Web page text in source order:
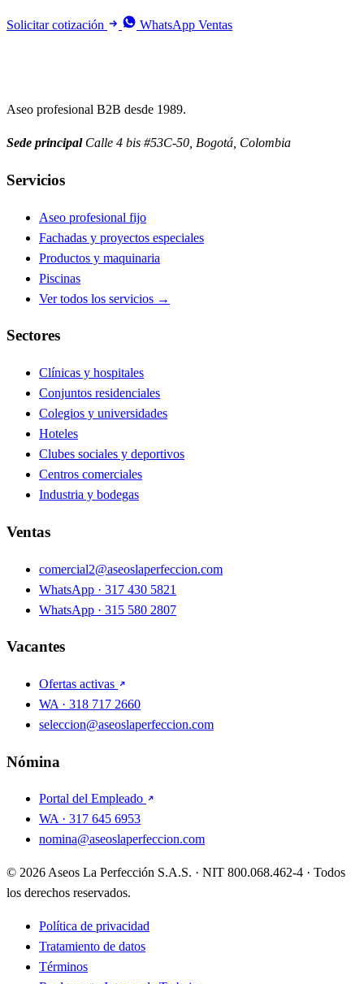
Solicitar cotización WhatsApp Ventas
Aseo profesional B2B desde 1989.
Sede principalCalle 4 bis #53C-50, Bogotá, Colombia
Servicios
Aseo profesional fijo
Fachadas y proyectos especiales
Productos y maquinaria
Piscinas
Ver todos los servicios →
Sectores
Clínicas y hospitales
Conjuntos residenciales
Colegios y universidades
Hoteles
Clubes sociales y deportivos
Centros comerciales
Industria y bodegas
Ventas
comercial2@aseoslaperfeccion.com
WhatsApp · 317 430 5821
WhatsApp · 315 580 2807
Vacantes
Ofertas activas
WA · 318 717 2660
seleccion@aseoslaperfeccion.com
Nómina
Portal del Empleado
WA · 317 645 6953
nomina@aseoslaperfeccion.com
© 2026 Aseos La Perfección S.A.S. · NIT 800.068.462-4 · Todos
los derechos reservados.
Política de privacidad
Tratamiento de datos
Términos